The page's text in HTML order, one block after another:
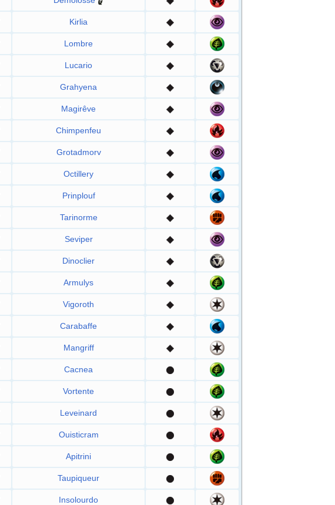
Kirlia
Lombre
Lucario
Grahyena
Magirêve
Chimpenfeu
Grotadmorv
Octillery
Prinplouf
Tarinorme
Seviper
Dinoclier
Armulys
Vigoroth
Carabaffe
Mangriff
Cacnea
Vortente
Leveinard
Ouisticram
Apitrini
Taupiqueur
Insolourdo